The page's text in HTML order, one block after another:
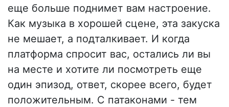
еще больше поднимет вам настроение.
Как музыка в хорошей сцене, эта закуска
не мешает, а подталкивает. И когда
платформа спросит вас, остались ли вы
на месте и хотите ли посмотреть еще
один эпизод, ответ, скорее всего, будет
положительным. С патаконами - тем